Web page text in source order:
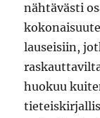
nähtävästi
lauseisiin,
huokuu